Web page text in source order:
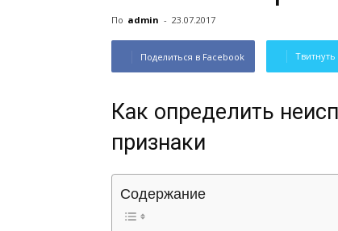
По admin - 23.07.2017
Поделиться в Facebook
Как определить
признаки
Содержание